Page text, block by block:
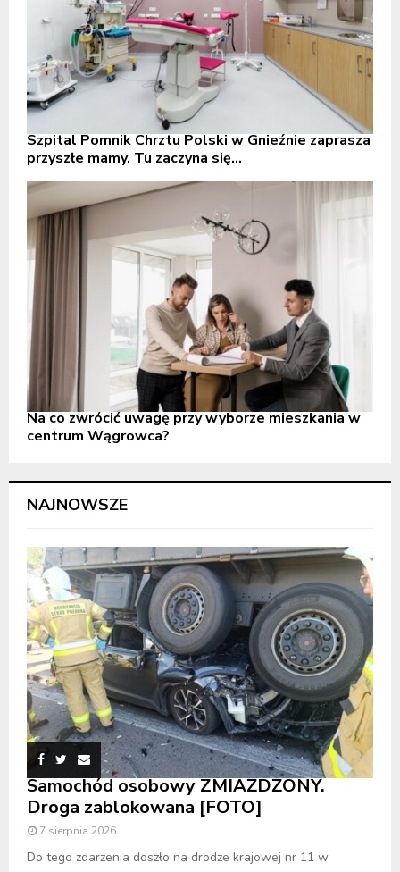
Szpital Pomnik Chrztu Polski w Gnieźnie zaprasza
przyszłe mamy. Tu zaczyna się...
Na co zwrócić uwagę przy wyborze mieszkania w
centrum Wągrowca?
NAJNOWSZE
Samochód osobowy ZMIAŻDŻONY.
Droga zablokowana [FOTO]
7 sierpnia 2026
Do tego zdarzenia doszło na drodze krajowej nr 11 w